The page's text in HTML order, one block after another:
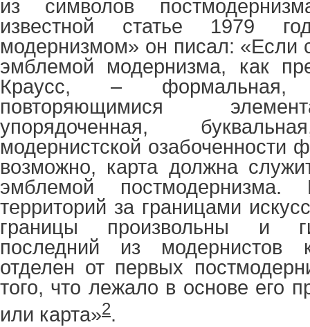
из символов
известной статье 1979
модернизмом» он писал: «Если
эмблемой модернизма, как
Краусс, – формальная,
повторяющимися
упорядоченная,
модернистской озабоченности
возможно, карта должна
эмблемой постмодернизма.
территорий за границами
границы произвольны и
последний из модернистов
отделен от первых
того, что лежало в основе его
или карта»2.